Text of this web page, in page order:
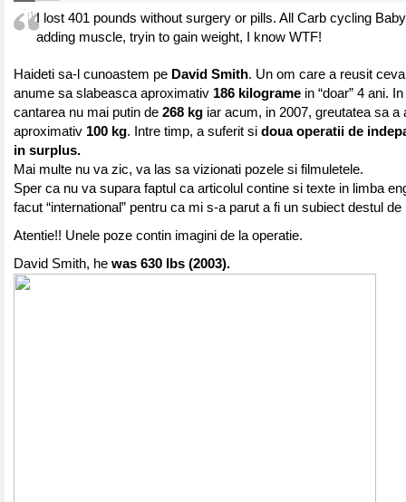
I lost 401 pounds without surgery or pills. All Carb cycling
adding muscle, tryin to gain weight, I know WTF!
Haideti sa-l cunoastem pe David Smith. Un om care a reusit
anume sa slabeasca aproximativ 186 kilograme in “doar” 4 ani.
cantarea nu mai putin de 268 kg iar acum, in 2007, greutatea sa a
aproximativ 100 kg. Intre timp, a suferit si doua operatii de
in surplus.
Mai multe nu va zic, va las sa vizionati pozele si filmuletele.
Sper ca nu va supara faptul ca articolul contine si texte in limba
facut “international” pentru ca mi s-a parut a fi un subiect destul de
Atentie!! Unele poze contin imagini de la operatie.
David Smith, he was 630 lbs (2003).